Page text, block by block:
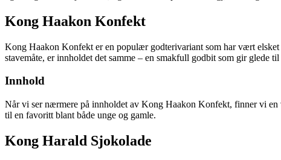
Kong Haakon Konfekt
Kong Haakon Konfekt er en populær godterivariant som har vært
stavemåte, er innholdet det samme – en smakfull godbit som gir glede
Innhold
Når vi ser nærmere på innholdet av Kong Haakon Konfekt, finner vi en
til en favoritt blant både unge og gamle.
Kong Harald Sjokolade